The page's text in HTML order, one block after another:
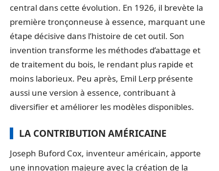
central dans cette évolution. En 1926, il brevète la
première tronçonneuse à essence, marquant une
étape décisive dans l’histoire de cet outil. Son
invention transforme les méthodes d’abattage et
de traitement du bois, le rendant plus rapide et
moins laborieux. Peu après, Emil Lerp présente
aussi une version à essence, contribuant à
diversifier et améliorer les modèles disponibles.
LA CONTRIBUTION AMÉRICAINE
Joseph Buford Cox, inventeur américain, apporte
une innovation majeure avec la création de la